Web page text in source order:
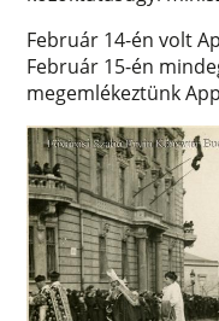
Február 14-én volt
Február 15-én
megemlékeztünk